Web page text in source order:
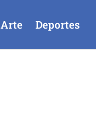
Arte Deportes